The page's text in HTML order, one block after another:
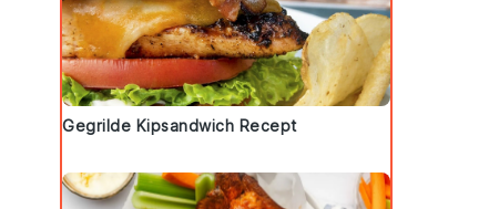
Gegrilde Kipsandwich Recept